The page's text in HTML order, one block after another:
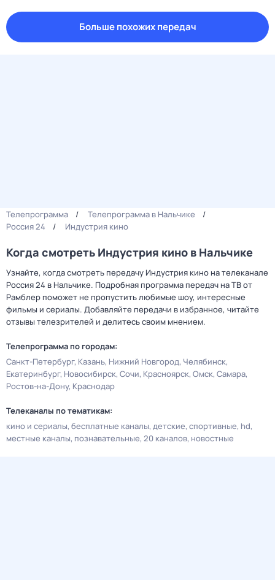
Больше похожих передач
Телепрограмма
Телепрограмма в Нальчике
Россия 24
Индустрия кино
Когда смотреть Индустрия кино в Нальчике
Узнайте, когда смотреть передачу Индустрия кино на телеканале
Россия 24 в Нальчике. Подробная программа передач на ТВ от
Рамблер поможет не пропустить любимые шоу, интересные
фильмы и сериалы. Добавляйте передачи в избранное, читайте
отзывы телезрителей и делитесь своим мнением.
Телепрограмма по городам:
Санкт-Петербург Казань Нижний Новгород Челябинск
Екатеринбург Новосибирск Сочи Красноярск Омск Самара
Ростов-на-Дону Краснодар
Телеканалы по тематикам:
кино и сериалы бесплатные каналы детские спортивные hd
местные каналы познавательные 20 каналов новостные